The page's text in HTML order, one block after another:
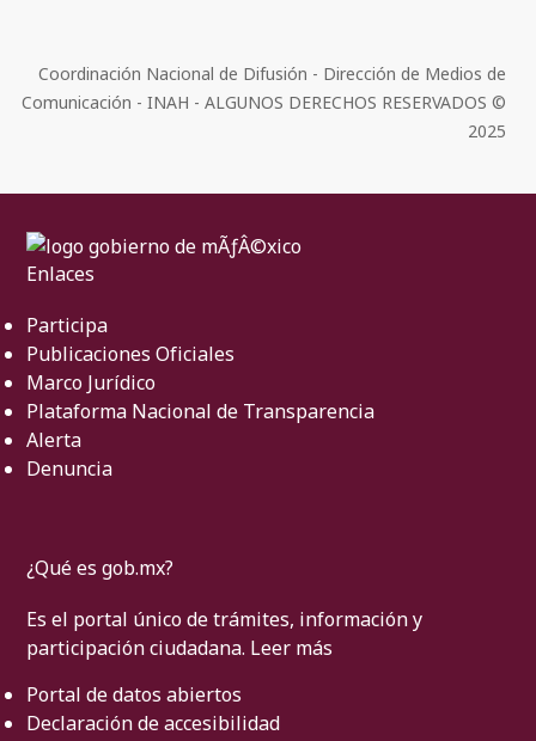
Coordinación Nacional de Difusión - Dirección de Medios de
Comunicación - INAH - ALGUNOS DERECHOS RESERVADOS ©
2025
Enlaces
Participa
Publicaciones Oficiales
Marco Jurídico
Plataforma Nacional de Transparencia
Alerta
Denuncia
¿Qué es gob.mx?
Es el portal único de trámites, información y
participación ciudadana. Leer más
Portal de datos abiertos
Declaración de accesibilidad